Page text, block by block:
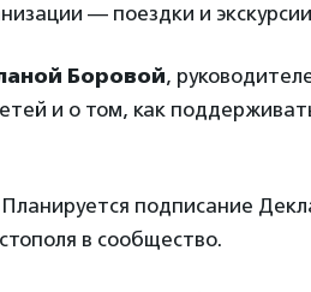
— поездки и
Боровой,
и о том, как
подписание
в сообщество.